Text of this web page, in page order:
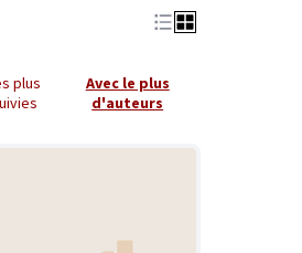
plus
Avec le plus
d'auteurs